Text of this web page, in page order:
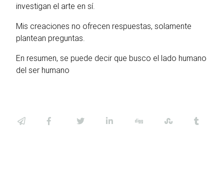
investigan el arte en sí.
Mis creaciones no ofrecen respuestas, solamente
plantean preguntas.
En resumen, se puede decir que busco el lado humano
del ser humano